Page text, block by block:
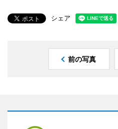
シェア
前の写真